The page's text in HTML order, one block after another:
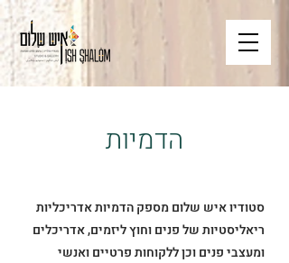
הדמיות
סטודיו איש שלום מספק הדמיות אדריכליות
ריאליסטיות של פנים וחוץ ליזמים, אדריכלים
ומעצבי פנים וכן ללקוחות פרטיים ואנשי